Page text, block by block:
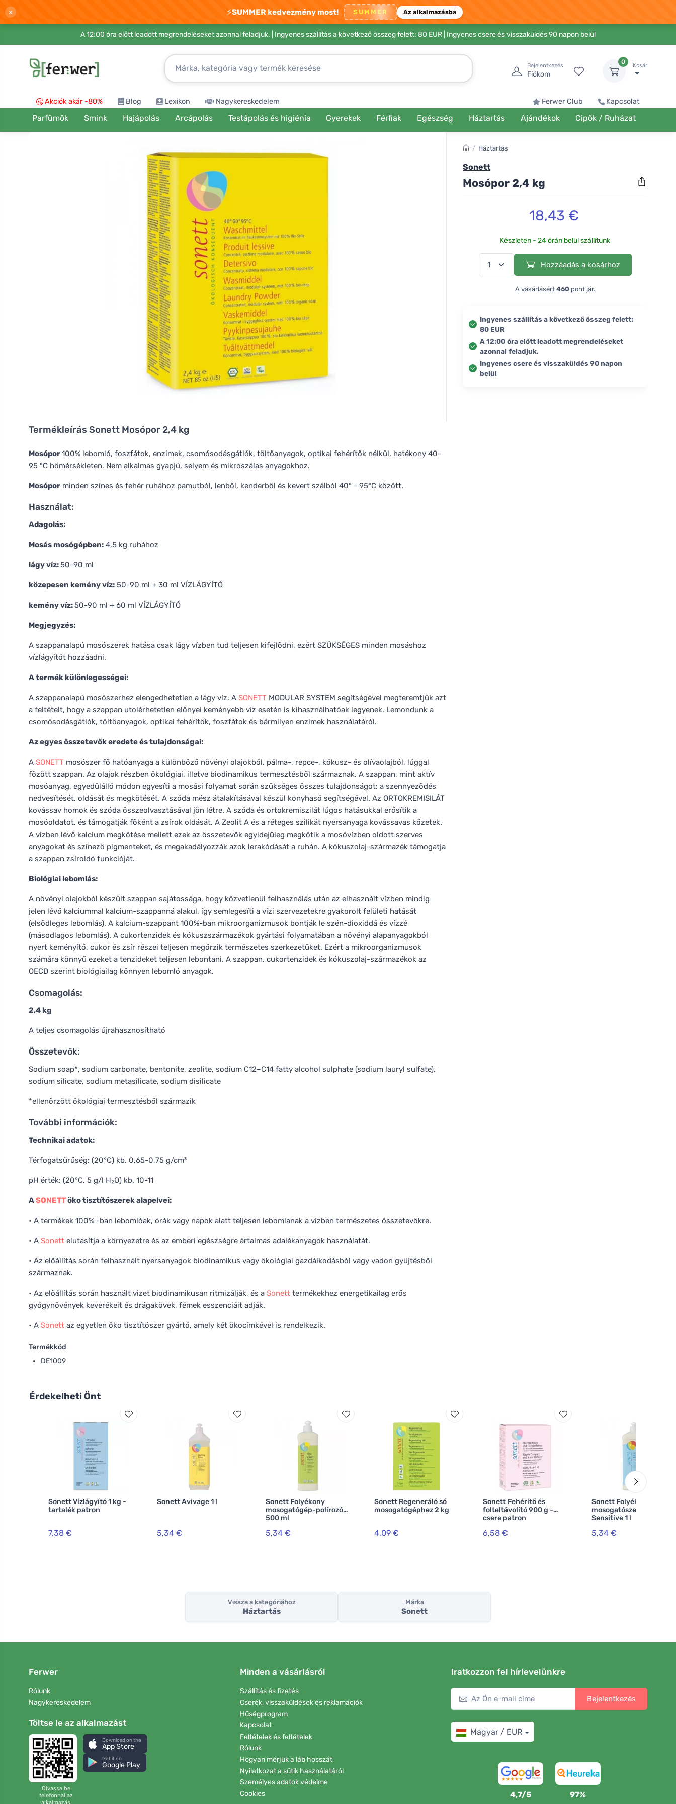
× ⚡SUMMER kedvezmény most! SUMMER Az alkalmazásba
A 12:00 óra előtt leadott megrendeléseket azonnal feladjuk. | Ingyenes szállítás a következő összeg felett: 80 EUR | Ingyenes csere és visszaküldés 90 napon belül
Bejelentkezés
Fiókom
0
Kosár
Akciók akár -80% Blog Lexikon Nagykereskedelem Ferwer Club Kapcsolat
Parfümök Smink Hajápolás Arcápolás Testápolás és higiénia Gyerekek Férfiak Egészség Háztartás Ajándékok Cipők / Ruházat
Termékleírás Sonett Mosópor 2,4 kg
Mosópor100% lebomló, foszfátok, enzimek, csomósodásgátlók, töltőanyagok, optikai fehérítők nélkül, hatékony 40-
95 °C hőmérsékleten. Nem alkalmas gyapjú, selyem és mikroszálas anyagokhoz.
Mosópor minden színes és fehér ruhához pamutból, lenből, kenderből és kevert szálból 40° - 95°C között.
Használat:
Adagolás:
Mosás mosógépben: 4,5 kg ruhához
lágy víz:50-90 ml
közepesen kemény víz: 50-90 ml + 30 ml VÍZLÁGYÍTÓ
kemény víz:50-90 ml + 60 ml VÍZLÁGYÍTÓ
Megjegyzés:
A szappanalapú mosószerek hatása csak lágy vízben tud teljesen kifejlődni, ezért SZÜKSÉGES minden mosáshoz
vízlágyítót hozzáadni.
A termék különlegességei:
A szappanalapú mosószerhez elengedhetetlen a lágy víz. A SONETT MODULAR SYSTEM segítségével megteremtjük azt
a feltételt, hogy a szappan utolérhetetlen előnyei keményebb víz esetén is kihasználhatóak legyenek. Lemondunk a
csomósodásgátlók, töltőanyagok, optikai fehérítők, foszfátok és bármilyen enzimek használatáról.
Az egyes összetevők eredete és tulajdonságai:
A SONETT mosószer fő hatóanyaga a különböző növényi olajokból, pálma-, repce-, kókusz- és olívaolajból, lúggal
főzött szappan. Az olajok részben ökológiai, illetve biodinamikus termesztésből származnak. A szappan, mint aktív
mosóanyag, egyedülálló módon egyesíti a mosási folyamat során szükséges összes tulajdonságot: a szennyeződés
nedvesítését, oldását és megkötését. A szóda mész átalakításával készül konyhasó segítségével. Az ORTOKREMISILÁT
kovássav homok és szóda összeolvasztásával jön létre. A szóda és ortokremiszilát lúgos hatásukkal erősítik a
mosóoldatot, és támogatják főként a zsírok oldását. A Zeolit A és a réteges szilikát nyersanyaga kovássavas kőzetek.
A vízben lévő kalcium megkötése mellett ezek az összetevők egyidejűleg megkötik a mosóvízben oldott szerves
anyagokat és színező pigmenteket, és megakadályozzák azok lerakódását a ruhán. A kókuszolaj-származék támogatja
a szappan zsíroldó funkcióját.
Biológiai lebomlás:
A növényi olajokból készült szappan sajátossága, hogy közvetlenül felhasználás után az elhasznált vízben mindig
jelen lévő kalciummal kalcium-szappanná alakul, így semlegesíti a vízi szervezetekre gyakorolt felületi hatását
(elsődleges lebomlás). A kalcium-szappant 100%-ban mikroorganizmusok bontják le szén-dioxiddá és vízzé
(másodlagos lebomlás). A cukortenzidek és kókuszszármazékok gyártási folyamatában a növényi alapanyagokból
nyert keményítő, cukor és zsír részei teljesen megőrzik természetes szerkezetüket. Ezért a mikroorganizmusok
számára könnyű ezeket a tenzideket teljesen lebontani. A szappan, cukortenzidek és kókuszolaj-származékok az
OECD szerint biológiailag könnyen lebomló anyagok.
Csomagolás:
2,4 kg
A teljes csomagolás újrahasznosítható
Összetevők:
Sodium soap*, sodium carbonate, bentonite, zeolite, sodium C12–C14 fatty alcohol sulphate (sodium lauryl sulfate),
sodium silicate, sodium metasilicate, sodium disilicate
*ellenőrzött ökológiai termesztésből származik
További információk:
Technikai adatok:
Térfogatsűrűség: (20°C) kb. 0,65-0,75 g/cm³
pH érték: (20°C, 5 g/l H₂O) kb. 10-11
ASONETTöko tisztítószerek alapelvei:
• A termékek 100% -ban lebomlóak, órák vagy napok alatt teljesen lebomlanak a vízben természetes összetevőkre.
• A Sonett elutasítja a környezetre és az emberi egészségre ártalmas adalékanyagok használatát.
• Az előállítás során felhasznált nyersanyagok biodinamikus vagy ökológiai gazdálkodásból vagy vadon gyűjtésből
származnak.
• Az előállítás során használt vizet biodinamikusan ritmizálják, és a Sonett termékekhez energetikailag erős
gyógynövények keverékeit és drágakövek, fémek esszenciáit adják.
• A Sonett az egyetlen öko tisztítószer gyártó, amely két ökocímkével is rendelkezik.
Termékkód
DE1009
/ Háztartás
Sonett
Mosópor 2,4 kg
18,43 €
Készleten - 24 órán belül szállítunk
Hozzáadás a kosárhoz
A vásárlásért 460 pont jár.
Ingyenes szállítás a következő összeg felett:
80 EUR
A 12:00 óra előtt leadott megrendeléseket
azonnal feladjuk.
Ingyenes csere és visszaküldés 90 napon
belül
Érdekelheti Önt
Sonett Vízlágyító 1 kg -
tartalék patron
7,38 €
Sonett Avivage 1 l
5,34 €
Sonett Folyékony
mosogatógép-polírozó
500 ml
5,34 €
Sonett Regeneráló só
mosogatógéphez 2 kg
4,09 €
Sonett Fehérítő és
folteltávolító 900 g -
csere patron
6,58 €
Sonett Folyékony
mosogatószer -
Sensitive 1 l
5,34 €
Vissza a kategóriához
Háztartás
Márka
Sonett
Ferwer
Rólunk
Nagykereskedelem
Töltse le az alkalmazást
Olvassa be
telefonnal az
alkalmazás
Download on the
App Store
Get it on
Google Play
Minden a vásárlásról
Szállítás és fizetés
Cserék, visszaküldések és reklamációk
Hűségprogram
Kapcsolat
Feltételek és feltételek
Rólunk
Hogyan mérjük a láb hosszát
Nyilatkozat a sütik használatáról
Személyes adatok védelme
Cookies
Iratkozzon fel hírlevelünkre
Bejelentkezés
Magyar / EUR
4,7/5 97%